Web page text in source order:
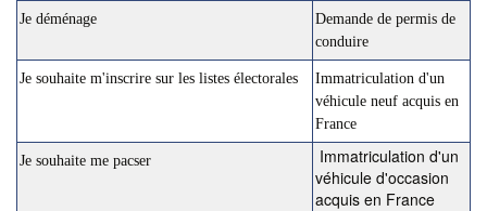
Je déménage
Demande de permis de
conduire
Je souhaite m'inscrire sur les listes électorales
Immatriculation d'un
véhicule neuf acquis en
France
Je souhaite me pacser
Immatriculation d'un
véhicule d'occasion
acquis en France